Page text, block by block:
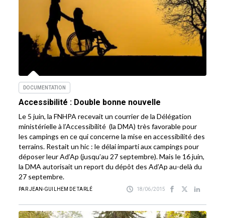
DOCUMENTATION
Accessibilité : Double bonne nouvelle
Le 5 juin, la FNHPA recevait un courrier de la Délégation
ministérielle à l’Accessibilité (la DMA) très favorable pour
les campings en ce qui concerne la mise en accessibilité des
terrains. Restait un hic : le délai imparti aux campings pour
déposer leur Ad’Ap (jusqu’au 27 septembre). Mais le 16 juin,
la DMA autorisait un report du dépôt des Ad’Ap au-delà du
27 septembre.
PAR JEAN-GUILHEM DE TARLÉ 18/06/2015